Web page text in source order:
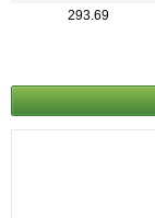
293.69